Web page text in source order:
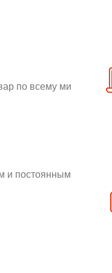
по всему ми
и постоянным